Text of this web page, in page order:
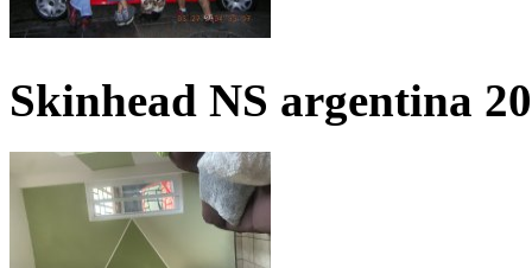
Skinhead NS argentina